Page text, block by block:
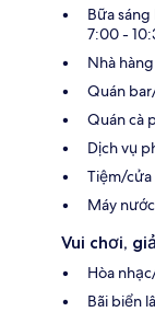
Bữa
7:00 -
Nhà hàng
Quán
Quán cà
Dịch vụ
Tiệm/
Máy
Vui chơi,
Hòa
Bãi biển